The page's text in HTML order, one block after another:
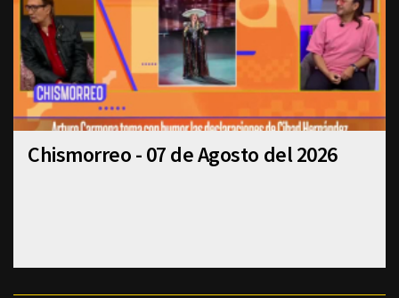
Chismorreo - 07 de Agosto del 2026